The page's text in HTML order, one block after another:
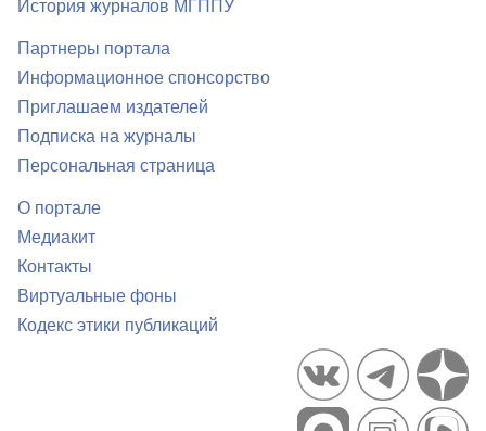
История журналов МГППУ
Партнеры портала
Информационное спонсорство
Приглашаем издателей
Подписка на журналы
Персональная страница
О портале
Медиакит
Контакты
Виртуальные фоны
Кодекс этики публикаций